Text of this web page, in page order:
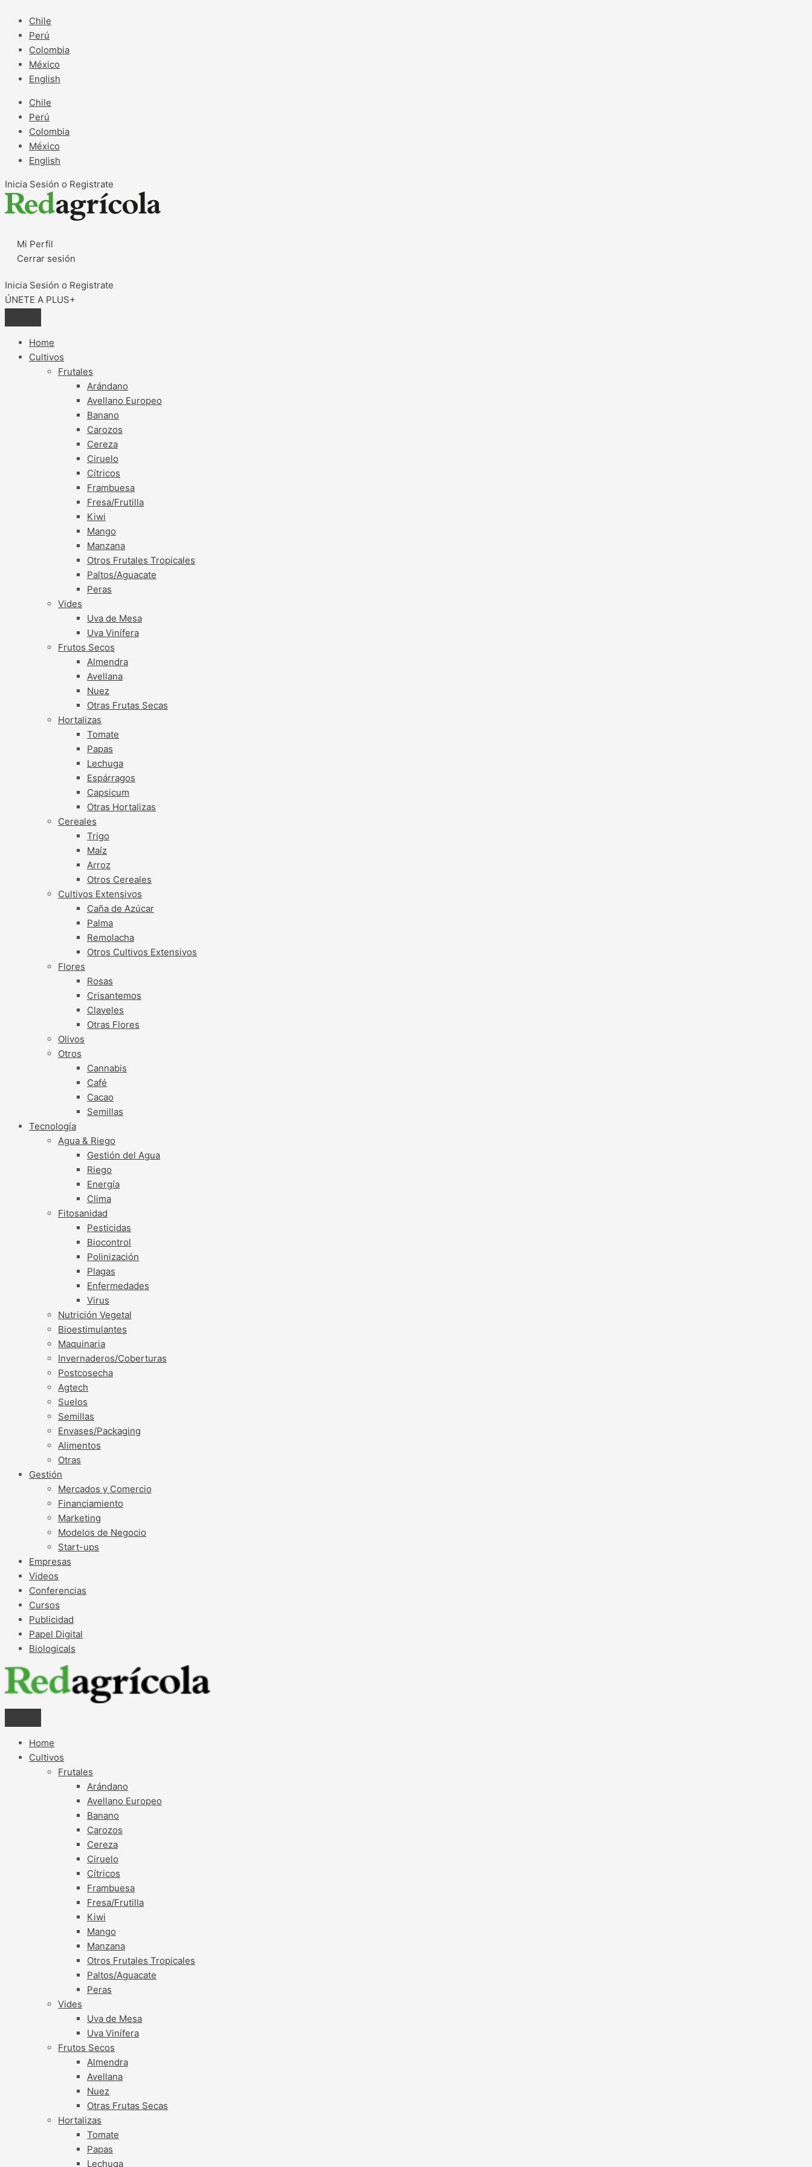
contenido
Chile
Perú
Colombia
México
English
Chile
Perú
Colombia
México
English
Inicia Sesión o Registrate
Mi Perfil
Cerrar sesión
Inicia Sesión o Registrate
ÚNETE A PLUS+
Home
Cultivos
Frutales
Arándano
Avellano Europeo
Banano
Carozos
Cereza
Ciruelo
Cítricos
Frambuesa
Fresa/Frutilla
Kiwi
Mango
Manzana
Otros Frutales Tropicales
Paltos/Aguacate
Peras
Vides
Uva de Mesa
Uva Vinífera
Frutos Secos
Almendra
Avellana
Nuez
Otras Frutas Secas
Hortalizas
Tomate
Papas
Lechuga
Espárragos
Capsicum
Otras Hortalizas
Cereales
Trigo
Maíz
Arroz
Otros Cereales
Cultivos Extensivos
Caña de Azúcar
Palma
Remolacha
Otros Cultivos Extensivos
Flores
Rosas
Crisantemos
Claveles
Otras Flores
Olivos
Otros
Cannabis
Café
Cacao
Semillas
Tecnología
Agua & Riego
Gestión del Agua
Riego
Energía
Clima
Fitosanidad
Pesticidas
Biocontrol
Polinización
Plagas
Enfermedades
Virus
Nutrición Vegetal
Bioestimulantes
Maquinaria
Invernaderos/Coberturas
Postcosecha
Agtech
Suelos
Semillas
Envases/Packaging
Alimentos
Otras
Gestión
Mercados y Comercio
Financiamiento
Marketing
Modelos de Negocio
Start-ups
Empresas
Videos
Conferencias
Cursos
Publicidad
Papel Digital
Biologicals
Home
Cultivos
Frutales
Arándano
Avellano Europeo
Banano
Carozos
Cereza
Ciruelo
Cítricos
Frambuesa
Fresa/Frutilla
Kiwi
Mango
Manzana
Otros Frutales Tropicales
Paltos/Aguacate
Peras
Vides
Uva de Mesa
Uva Vinífera
Frutos Secos
Almendra
Avellana
Nuez
Otras Frutas Secas
Hortalizas
Tomate
Papas
Lechuga